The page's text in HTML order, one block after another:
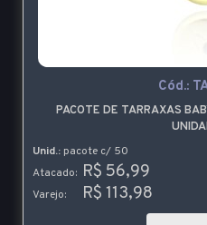
Cód.:
PACOTE DE TARRAXAS
Unid.: pacote c/ 50
Atacado: R$ 56,99
Varejo: R$ 113,98